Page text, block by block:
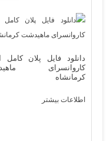
دانلود فایل پلان کامل
کاروانسرای
کرمانشاه
اطلاعات بیشتر